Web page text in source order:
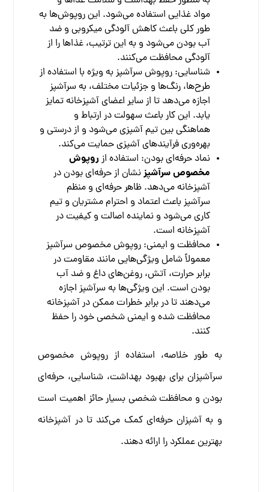
مواد غذایی استفاده می‌شود. این روپوش‌ها به
طور کلی باعث کاهش آلودگی میکروبی و ضد
آب بودن می‌شود و به این ترتیب، غذاها را از
آلودگی محافظتمی‌کنند.
شناسایی: روپوش سرآشپز به ویژه با استفاده از
طرح‌ها، رنگ‌ها و جزئیات مختلف، به سرآشپز
اجازه می‌دهد تا از سایر اعضای آشپزخانه تمایز
یابد. این کار باعث سهولت در ارتباط و
هماهنگی بین تیم آشپزی می‌شود و از درستی و
بهره‌وریفرآیندهای آشپزی حمایت می‌کند.
نماد حرفه‌ای بودن: استفاده از روپوش
مخصوصسرآشپز نشان از حرفه‌ای بودن در
آشپزخانه می‌دهد. ظاهر حرفه‌ای و منظم
سرآشپز باعث اعتماد و احترام مشتریان و تیم
کاری می‌شود و نماینده اصالت و کیفیت در
آشپزخانه است.
محافظت و ایمنی: روپوش مخصوص سرآشپز
معمولاً شامل ویژگی‌هایی مانند مقاومت در
برابر حرارت، آتش، روغن‌های داغ و ضد آب
بودن است. این ویژگی‌ها به سرآشپز اجازه
می‌دهند تا در برابر خطرات ممکن در آشپزخانه
محافظت شده و ایمنی شخصی خود را حفظ
کنند.
به طور خلاصه، استفاده از روپوش مخصوص
سرآشپزان برای بهبود بهداشت، شناسایی، حرفه‌ای
بودن و محافظت شخصی بسیار حائز اهمیت است
و به آشپزان حرفه‌ای کمک می‌کند تا در آشپزخانه
بهترین عملکرد را ارائه دهند.